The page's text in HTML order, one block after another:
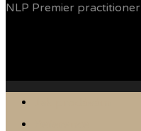
NLP Premier practitioner